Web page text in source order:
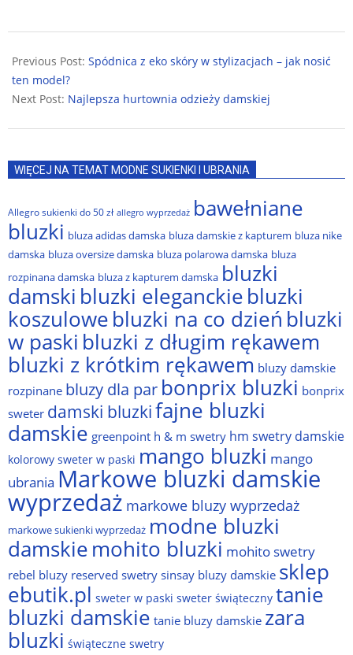
07-
11
Previous Post: Spódnica z eko skóry w stylizacjach – jak nosić
ten model?
Next Post: Najlepsza hurtownia odzieży damskiej
WIĘCEJ NA TEMAT MODNE SUKIENKI I UBRANIA
Allegro sukienki do 50 zł allegro wyprzedaż bawełniane
bluzki bluza adidas damska bluza damskie z kapturem bluza nike
damska bluza oversize damska bluza polarowa damska bluza
rozpinana damska bluza z kapturem damska bluzki
damski bluzki eleganckie bluzki
koszulowe bluzki na co dzień bluzki
w paski bluzki z długim rękawem
bluzki z krótkim rękawem bluzy damskie
rozpinane bluzy dla par bonprix bluzki bonprix
sweter damski bluzkifajne bluzki
damskie greenpoint h & m swetry hm swetry damskie
kolorowy sweter w paski mango bluzki mango
ubrania Markowe bluzki damskie
wyprzedaż markowe bluzy wyprzedaż
markowe sukienki wyprzedaż modne bluzki
damskiemohito bluzki mohito swetry
rebel bluzy reserved swetrysinsay bluzy damskie sklep
ebutik.pl sweter w paski sweter świąteczny tanie
bluzki damskie tanie bluzy damskie zara
bluzki świąteczne swetry